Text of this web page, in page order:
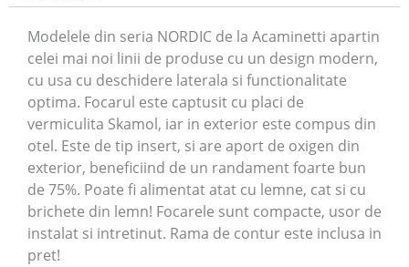
Modelele din seria NORDIC de la Acaminetti apartin
celei mai noi linii de produse cu un design modern,
cu usa cu deschidere laterala si functionalitate
optima. Focarul este captusit cu placi de
vermiculita Skamol, iar in exterior este compus din
otel. Este de tip insert, si are aport de oxigen din
exterior, beneficiind de un randament foarte bun
de 75%. Poate fi alimentat atat cu lemne, cat si cu
brichete din lemn! Focarele sunt compacte, usor de
instalat si intretinut. Rama de contur este inclusa in
pret!